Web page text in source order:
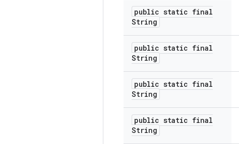
public static final
String
public static final
String
public static final
String
public static final
String